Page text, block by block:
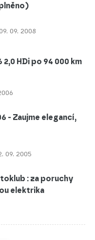
09. 09. 2008
HDi po 94 000 km
- Zaujme elegancí,
09. 2005
elektrika